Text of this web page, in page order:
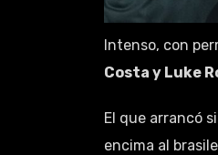
Intenso, con
Costa y Luke
El que arrancó
encima al